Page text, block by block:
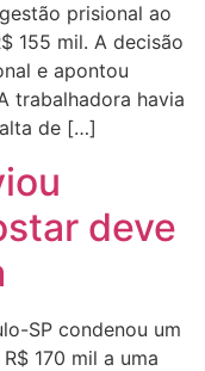
prisional ao
155 mil. A decisão
e apontou
trabalhadora havia
de […]
deve
SP condenou um
170 mil a uma